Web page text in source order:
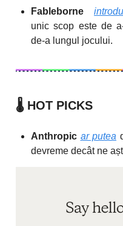
Fableborne
unic scop este de
de-a lungul jocului.
🌡️ HOT PICKS
Anthropic ar putea
devreme decât ne